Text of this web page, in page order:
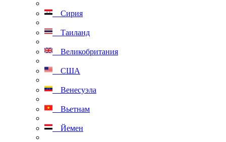
Сирия
Таиланд
Великобритания
США
Венесуэла
Вьетнам
Йемен